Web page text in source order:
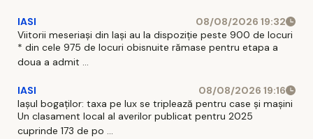
IASI
08/08/2026 19:32
Viitorii meseriași din Iași au la dispoziție peste 900 de locuri
* din cele 975 de locuri obisnuite rămase pentru etapa a
doua a admit ...
IASI
08/08/2026 19:16
Iașul bogaților: taxa pe lux se triplează pentru case și mașini
Un clasament local al averilor publicat pentru 2025
cuprinde 173 de po ...